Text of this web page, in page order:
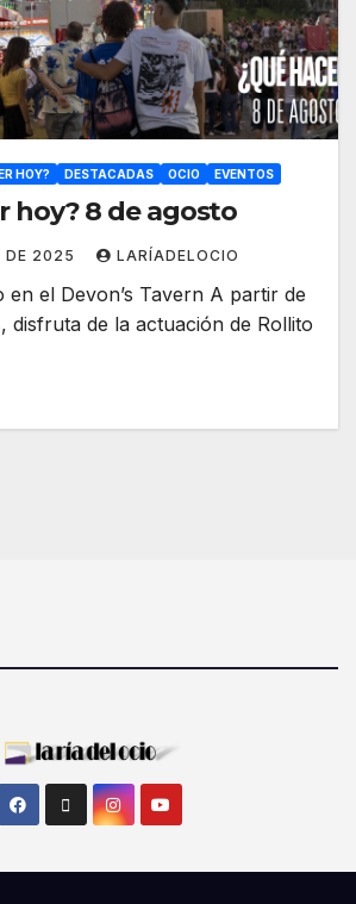
HOY? DESTACADAS OCIO EVENTOS
hoy? 8 de agosto
DE 2025 LARÍADELOCIO
en el Devon’s Tavern A partir de
disfruta de la actuación de Rollito